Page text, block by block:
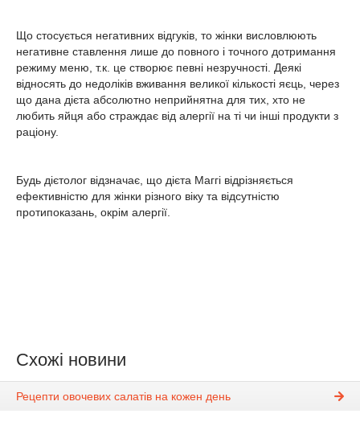
Що стосується негативних відгуків, то жінки висловлюють
негативне ставлення лише до повного і точного дотримання
режиму меню, т.к. це створює певні незручності. Деякі
відносять до недоліків вживання великої кількості яєць, через
що дана дієта абсолютно неприйнятна для тих, хто не
любить яйця або страждає від алергії на ті чи інші продукти з
раціону.
Будь дієтолог відзначає, що дієта Маггі відрізняється
ефективністю для жінки різного віку та відсутністю
протипоказань, окрім алергії.
Схожі новини
Рецепти овочевих салатів на кожен день